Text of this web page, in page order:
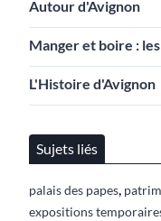
Autour d'Avignon
Manger et boire :
L'Histoire d'Avignon
Sujets liés
palais des papes,
expositions